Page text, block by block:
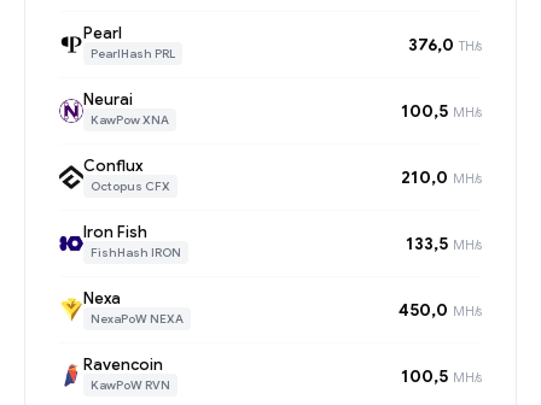
Pearl
PearlHash PRL 376,0 TH/s
Neurai
KawPow XNA 100,5 MH/s
Conflux
Octopus CFX 210,0 MH/s
Iron Fish
FishHash IRON 133,5 MH/s
Nexa
NexaPoW NEXA 450,0 MH/s
Ravencoin
KawPoW RVN 100,5 MH/s